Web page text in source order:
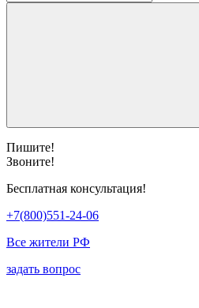
Пишите!
Звоните!
Бесплатная консультация!
+7(800)551-24-06
Все жители РФ
задать вопрос